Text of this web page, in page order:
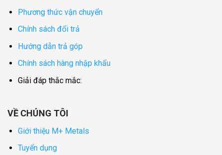
Phương thức vận chuyển
Chính sách đổi trả
Hướng dẫn trả góp
Chính sách hàng nhập khẩu
Giải đáp thắc mắc:
VỀ CHÚNG TÔI
Giới thiệu M+ Metals
Tuyển dụng